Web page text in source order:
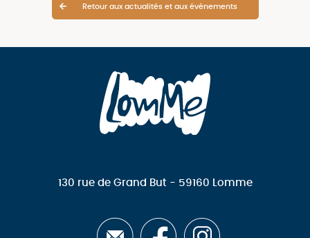
Retour aux actualités et aux événements
130 rue de Grand But - 59160 Lomme